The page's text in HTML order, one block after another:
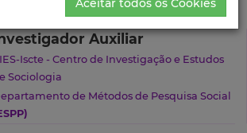
Pedro Videira
Auxiliar
Iscte - Centro de Investigação e Estudos
Sociologia
de Métodos de Pesquisa Social
Aceitar todos os Cookies